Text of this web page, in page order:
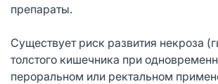
препараты.
Существует риск развития некроза
толстого кишечника при
пероральном или ректальном